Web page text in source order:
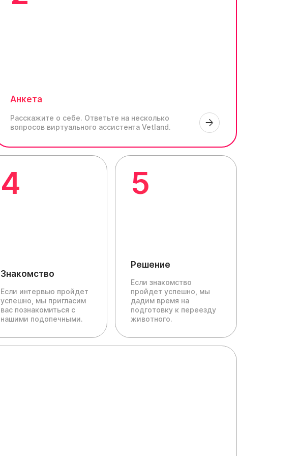
Анкета
Расскажите о себе. Ответьте на несколько
вопросов виртуального ассистента Vetland.
4
Знакомство
Если интервью пройдет
успешно, мы пригласим
вас познакомиться с
нашими подопечными.
5
Решение
Если знакомство
пройдет успешно, мы
дадим время на
подготовку к переезду
животного.